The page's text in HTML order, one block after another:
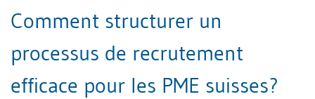
Comment structurer un
processus de recrutement
efficace pour les PME suisses?